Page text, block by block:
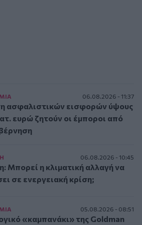
06.08.2026 - 11:37
ασφαλιστικών εισφορών ύψους
ευρώ ζητούν οι έμποροι από
06.08.2026 - 10:45
Μπορεί η κλιματική αλλαγή να
σε ενεργειακή κρίση;
05.08.2026 - 08:51
«καμπανάκι» της Goldman